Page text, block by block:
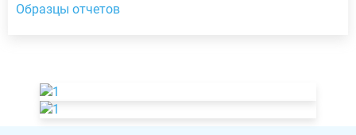
Образцы отчетов